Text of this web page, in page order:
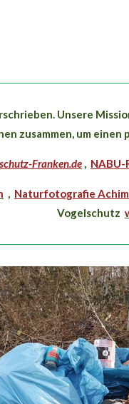
Unsere
zusammen, um
Franken.de,
, Naturfotografie Achim
Vogelschutz